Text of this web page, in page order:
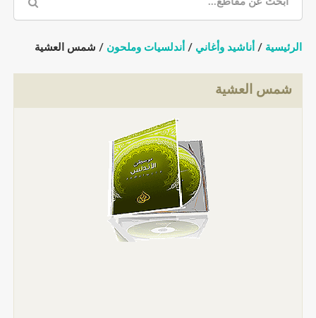
الرئيسية / أناشيد وأغاني / أندلسيات وملحون / شمس العشية
شمس العشية